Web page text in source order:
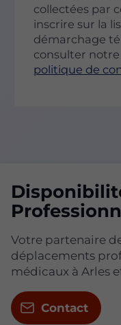
collectées par
inscrire sur la
démarchage
consulter notre
politique de
Votre partenaire
déplacements
médicaux à Arles
Contact